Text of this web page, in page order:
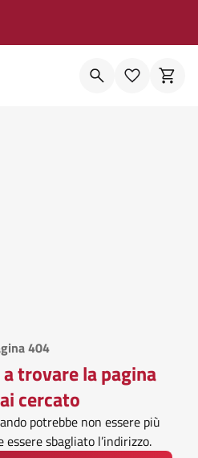
404
trovare la pagina
cercato
potrebbe non essere più
sbagliato l’indirizzo.